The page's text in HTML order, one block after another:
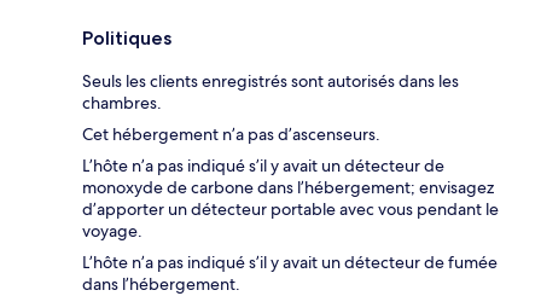
Politiques
Seuls les clients enregistrés sont autorisés dans les
chambres.
Cet hébergement n’a pas d’ascenseurs.
L’hôte n’a pas indiqué s’il y avait un détecteur de
monoxyde de carbone dans l’hébergement; envisagez
d’apporter un détecteur portable avec vous pendant le
voyage.
L’hôte n’a pas indiqué s’il y avait un détecteur de fumée
dans l’hébergement.